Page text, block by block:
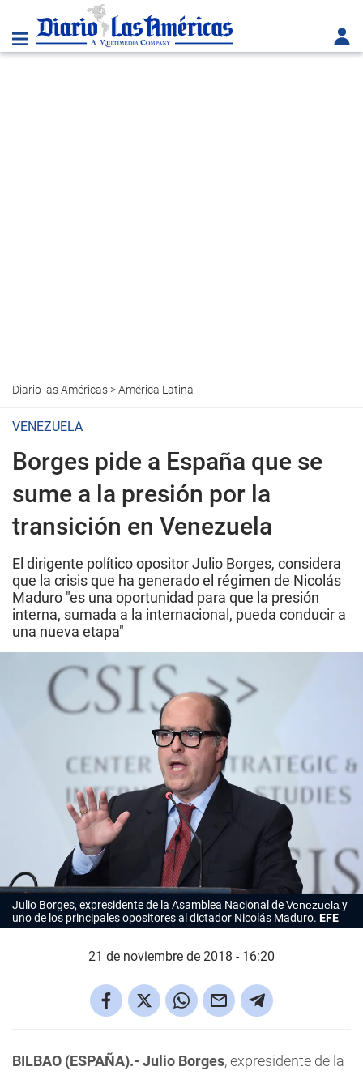
Diario las Américas>América Latina
VENEZUELA
Borges pide a España que se
sume a la presión por la
transición en Venezuela
El dirigente político opositor Julio Borges, considera
que la crisis que ha generado el régimen de Nicolás
Maduro "es una oportunidad para que la presión
interna, sumada a la internacional, pueda conducir a
una nueva etapa"
Julio Borges, expresidente de la Asamblea Nacional deVenezuela y
uno de los principales opositores al dictador Nicolás Maduro. EFE
21 de noviembre de 2018 - 16:20
BILBAO (ESPAÑA).- Julio Borges, expresidente de la